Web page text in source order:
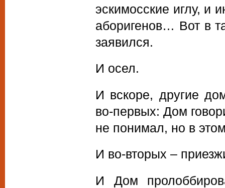
эскимосские иглу, и
аборигенов… Вот в
заявился.
И осел.
И вскоре, другие
во-первых: Дом
не понимал, но в
И во-вторых –
И Дом